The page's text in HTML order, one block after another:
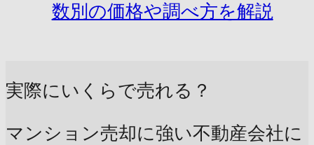
数別の価格や調べ方を解説
実際にいくらで売れる？
マンション売却に強い不動産会社に